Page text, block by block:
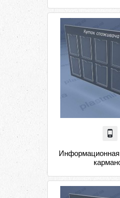
Информационная